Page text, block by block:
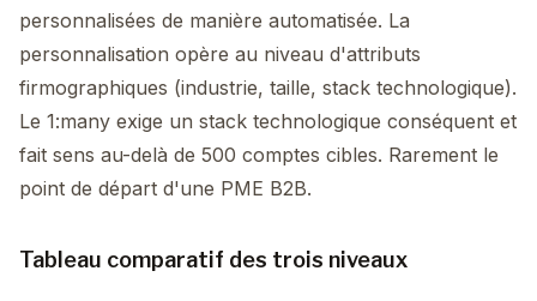
personnalisées de manière automatisée. La
personnalisation opère au niveau d'attributs
firmographiques (industrie, taille, stack technologique).
Le 1:many exige un stack technologique conséquent et
fait sens au-delà de 500 comptes cibles. Rarement le
point de départ d'une PME B2B.
Tableau comparatif des trois niveaux